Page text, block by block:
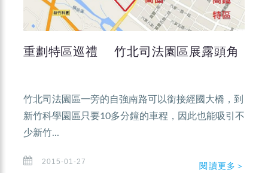
重劃特區巡禮 竹北司法園區展露頭角
竹北司法園區一旁的自強南路可以銜接經國大橋，到
新竹科學園區只要10多分鐘的車程，因此也能吸引不
少新竹...
2015-01-27 閱讀更多＞